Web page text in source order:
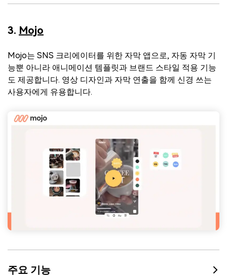
3. Mojo
Mojo는 SNS 크리에이터를 위한 자막 앱으로, 자동 자막 기
능뿐 아니라 애니메이션 템플릿과 브랜드 스타일 적용 기능
도 제공합니다. 영상 디자인과 자막 연출을 함께 신경 쓰는
사용자에게 유용합니다.
주요 기능